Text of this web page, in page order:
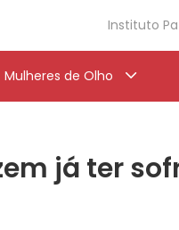
Instituto
Mulheres de Olho
já ter